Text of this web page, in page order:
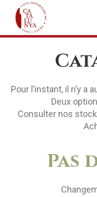
Pour l’instant, il n’y a
Deux
Consulter nos
Pas